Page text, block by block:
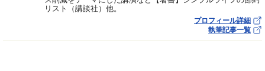
リスト（講談社）他。
プロフィール詳細
執筆記事一覧